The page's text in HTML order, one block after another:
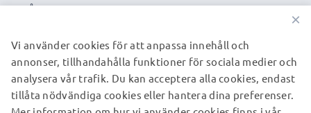
laddning i bil, båt, husvagn, husbil med mera.
VÅRA BETALNINGSALTERNATIV
VÅRA FRAKTPARTNERS
×
Vi använder cookies för att anpassa innehåll och
annonser, tillhandahålla funktioner för sociala medier och
analysera vår trafik. Du kan acceptera alla cookies, endast
tillåta nödvändiga cookies eller hantera dina preferenser.